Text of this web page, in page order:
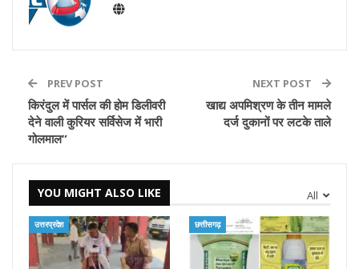
PREV POST
किरंदुल में पार्सल की होम डिलीवरी
देने वाली कुरियर सर्विसेज में भारी
गोलमाल”
NEXT POST
खाद्य अपमिश्रण के तीन मामले
दर्ज दुकानों पर लटके ताले
All
YOU MIGHT ALSO LIKE
उत्तरप्रदेश छत्तीसगढ़